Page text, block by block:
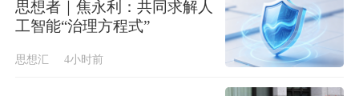
思想者｜焦永利：共同求解人
工智能“治理方程式”
思想汇 4小时前